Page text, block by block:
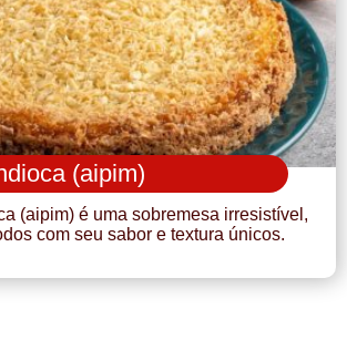
(aipim)
(aipim) é uma sobremesa irresistível,
com seu sabor e textura únicos.